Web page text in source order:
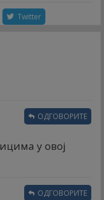
Twitter
у овој
ОДГОВОРИТЕ
ОДГОВОРИТЕ